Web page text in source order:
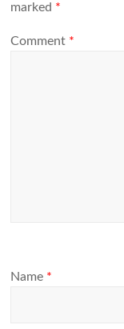
marked *
Comment *
Name *